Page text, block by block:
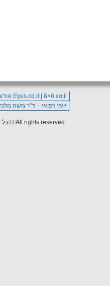
Eyes.co.il | 6×6.co.il אודות
יועץ רפואי – ד"ר משה
All rights reserved © כל הזכויות שמורות לנקודת מבט